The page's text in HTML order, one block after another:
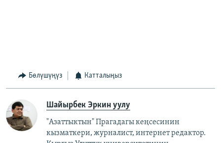
Бөлүшүңүз Катталыңыз
Шайырбек Эркин уулу
"Азаттыктын" Прагадагы кеңсесинин
кызматкери, журналист, интернет редактор.